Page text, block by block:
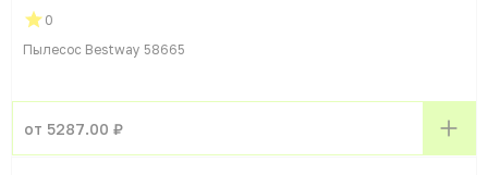
0
Пылесос Bestway 58665
от 5287.00 ₽